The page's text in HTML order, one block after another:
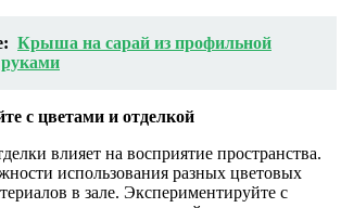
Крыша на сарай из профильной
с цветами и отделкой
влияет на восприятие пространства.
использования разных цветовых
в зале. Экспериментируйте с